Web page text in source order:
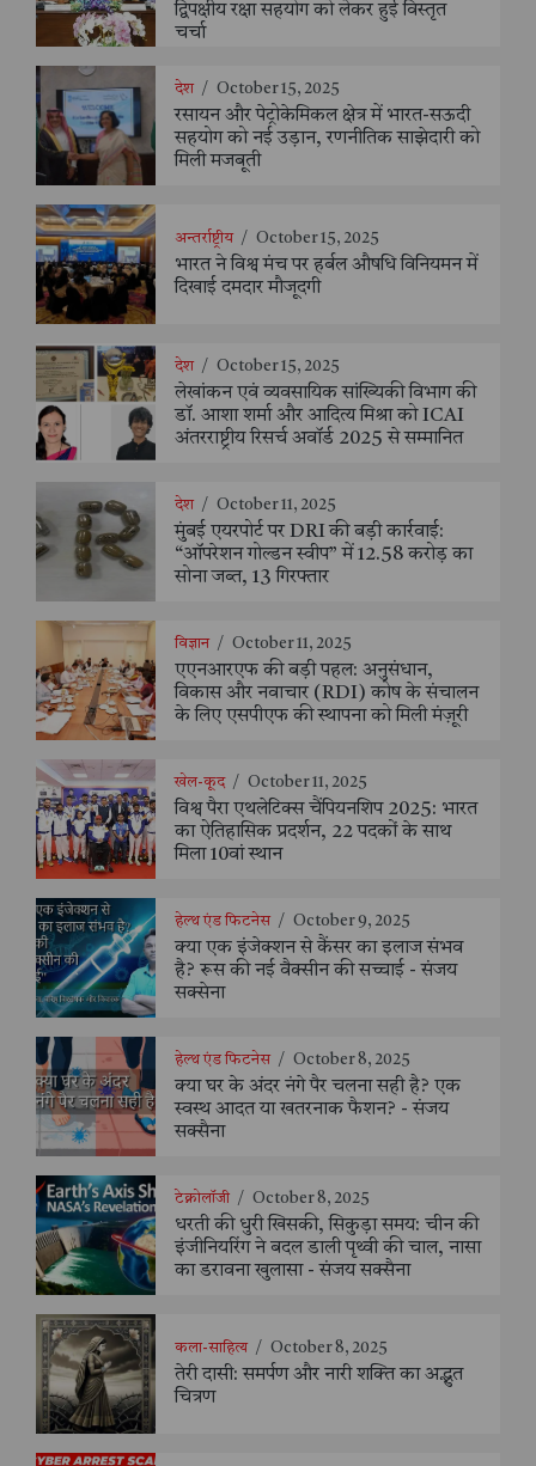
द्विपक्षीय रक्षा सहयोग को लेकर हुई विस्तृत
चर्चा
देश / October 15, 2025
रसायन और पेट्रोकेमिकल क्षेत्र में भारत-सऊदी
सहयोग को नई उड़ान, रणनीतिक साझेदारी को
मिली मजबूती
अन्तर्राष्ट्रीय / October 15, 2025
भारत ने विश्व मंच पर हर्बल औषधि विनियमन में
दिखाई दमदार मौजूदगी
देश / October 15, 2025
लेखांकन एवं व्यवसायिक सांख्यिकी विभाग की
डॉ. आशा शर्मा और आदित्य मिश्रा को ICAI
अंतरराष्ट्रीय रिसर्च अवॉर्ड 2025 से सम्मानित
देश / October 11, 2025
मुंबई एयरपोर्ट पर DRI की बड़ी कार्रवाई:
“ऑपरेशन गोल्डन स्वीप” में 12.58 करोड़ का
सोना जब्त, 13 गिरफ्तार
विज्ञान / October 11, 2025
एएनआरएफ की बड़ी पहल: अनुसंधान,
विकास और नवाचार (RDI) कोष के संचालन
के लिए एसपीएफ की स्थापना को मिली मंज़ूरी
खेल-कूद / October 11, 2025
विश्व पैरा एथलेटिक्स चैंपियनशिप 2025: भारत
का ऐतिहासिक प्रदर्शन, 22 पदकों के साथ
मिला 10वां स्थान
हेल्थ एंड फिटनेस / October 9, 2025
क्या एक इंजेक्शन से कैंसर का इलाज संभव
है? रूस की नई वैक्सीन की सच्चाई - संजय
सक्सेना
हेल्थ एंड फिटनेस / October 8, 2025
क्या घर के अंदर नंगे पैर चलना सही है? एक
स्वस्थ आदत या खतरनाक फैशन? - संजय
सक्सैना
टेक्नोलॉजी / October 8, 2025
धरती की धुरी खिसकी, सिकुड़ा समय: चीन की
इंजीनियरिंग ने बदल डाली पृथ्वी की चाल, नासा
का डरावना खुलासा - संजय सक्सैना
कला-साहित्य / October 8, 2025
तेरी दासी: समर्पण और नारी शक्ति का अद्भुत
चित्रण